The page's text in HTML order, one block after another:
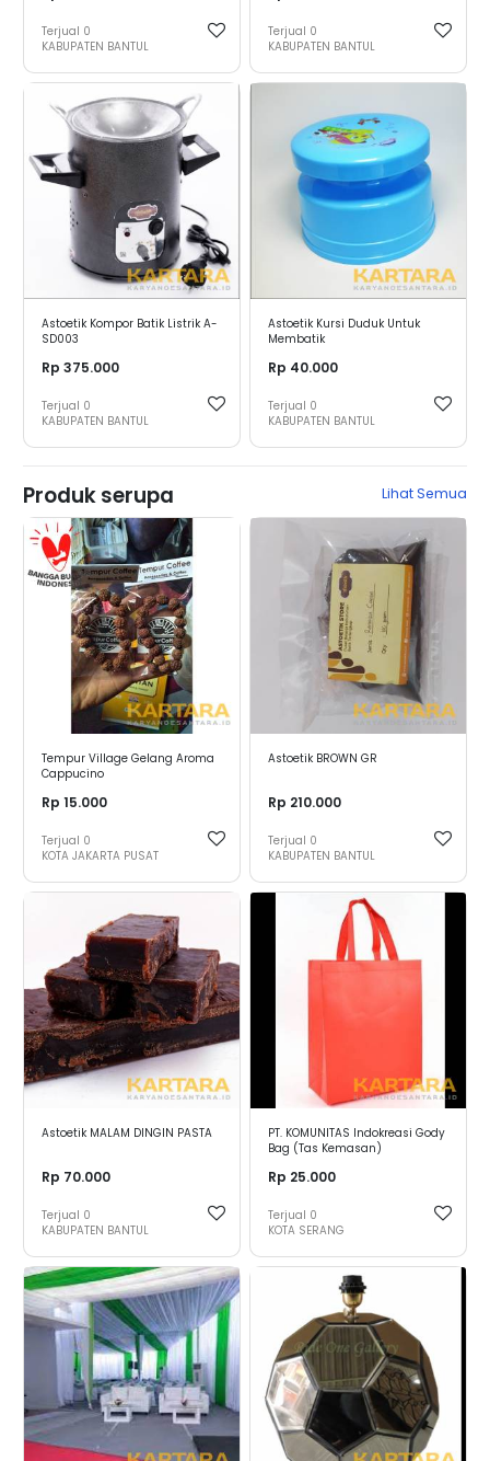
Terjual 0
KABUPATEN BANTUL
Terjual 0
KABUPATEN BANTUL
Astoetik Kompor Batik Listrik A-
SD003
Rp 375.000
Terjual 0
KABUPATEN BANTUL
Astoetik Kursi Duduk Untuk
Membatik
Rp 40.000
Terjual 0
KABUPATEN BANTUL
Produk serupa Lihat Semua
Tempur Village Gelang Aroma
Cappucino
Rp 15.000
Terjual 0
KOTA JAKARTA PUSAT
Astoetik BROWN GR
Rp 210.000
Terjual 0
KABUPATEN BANTUL
Astoetik MALAM DINGIN PASTA
Rp 70.000
Terjual 0
KABUPATEN BANTUL
PT. KOMUNITAS Indokreasi Gody
Bag (Tas Kemasan)
Rp 25.000
Terjual 0
KOTA SERANG